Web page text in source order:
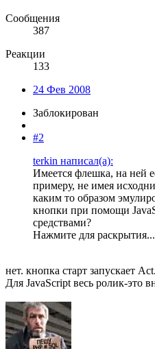
Сообщения
387
Реакции
133
24 Фев 2008
Заблокирован
#2
terkin написал(а):
Имеется флешка, на ней
примеру, не имея
каким то образом
кнопки при помощи
средствами?
Нажмите для раскрытия...
нет. кнопка старт запускает
Для JavaScript весь ролик-это